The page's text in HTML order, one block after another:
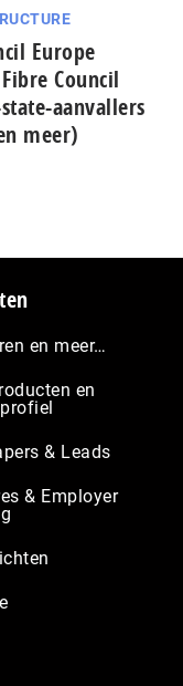
Europe
Council
aanvallers
meer)
en meer…
en
& Leads
& Employer